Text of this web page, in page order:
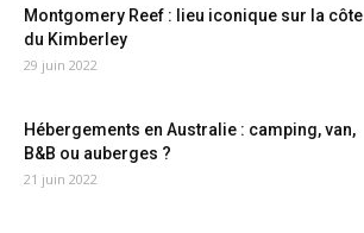
Montgomery Reef : lieu iconique sur la côte
du Kimberley
29 juin 2022
Hébergements en Australie : camping, van,
B&B ou auberges ?
21 juin 2022